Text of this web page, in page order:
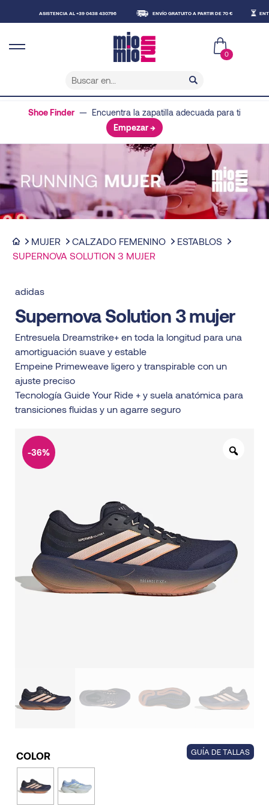
ASISTENCIA AL +39 0438 430796 ENVÍO GRATUITO A PARTIR DE 70 € ENTREGA
0
Shoe Finder — Encuentra la zapatilla adecuada para ti
Empezar →
MUJER CALZADO FEMENINO
ESTABLOS
SUPERNOVA SOLUTION 3 MUJER
adidas
Supernova Solution 3 mujer
Entresuela Dreamstrike+ en toda la longitud para una
amortiguación suave y estable
Empeine Primeweave ligero y transpirable con un
ajuste preciso
Tecnología Guide Your Ride + y suela anatómica para
transiciones fluidas y un agarre seguro
-36%
GUÍA DE TALLAS
COLOR